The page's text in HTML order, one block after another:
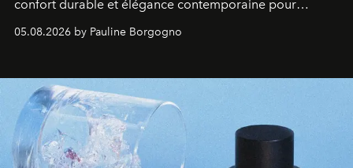
confort durable et élégance contemporaine pour
05.08.2026 by Pauline Borgogno